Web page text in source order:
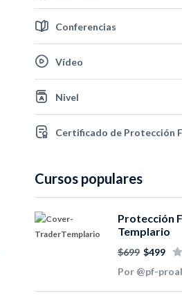
Conferencias
Vídeo
Nivel
Certificado de Protección
Cursos populares
Protección
Templario
$699 $499
Por @pf-